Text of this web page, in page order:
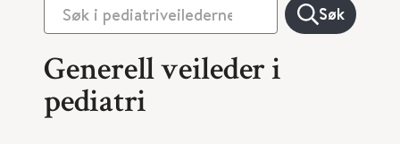
Søk
Generell veileder i
pediatri